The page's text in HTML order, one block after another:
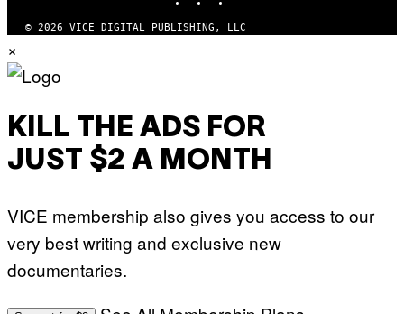
© 2026 VICE DIGITAL PUBLISHING, LLC
×
KILL THE ADS FOR
JUST $2 A MONTH
VICE membership also gives you access to our
very best writing and exclusive new
documentaries.